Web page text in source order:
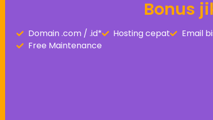
Bonus
Domain .com / .id* Hosting cepat Email
Free Maintenance